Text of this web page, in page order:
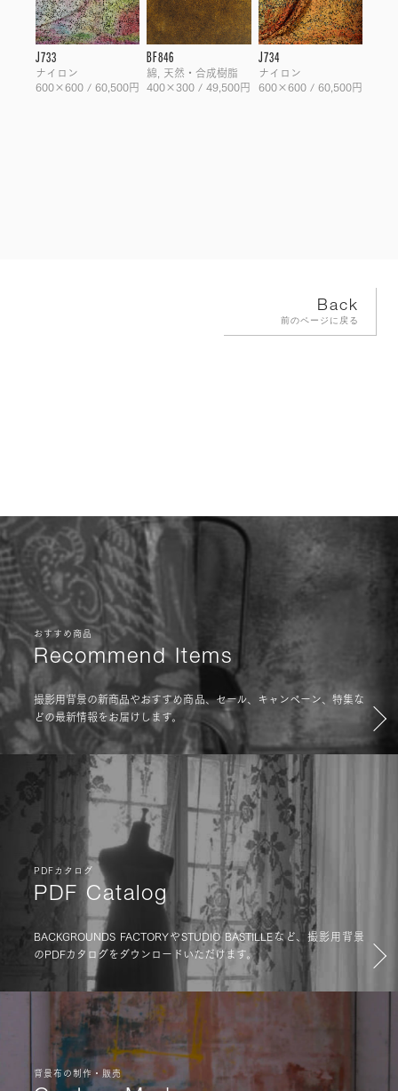
J733
ナイロン
600×600 / 60,500円
BF846
綿, 天然・合成樹脂
400×300 / 49,500円
J734
ナイロン
600×600 / 60,500円
Back
前のページに戻る
おすすめ商品
Recommend Items
撮影用背景の新商品やおすすめ商品、セール、キャンペーン、特集な
どの最新情報をお届けします。
PDFカタログ
PDF Catalog
BACKGROUNDS FACTORYやSTUDIO BASTILLEなど、撮影用背景
のPDFカタログをダウンロードいただけます。
背景布の制作・販売